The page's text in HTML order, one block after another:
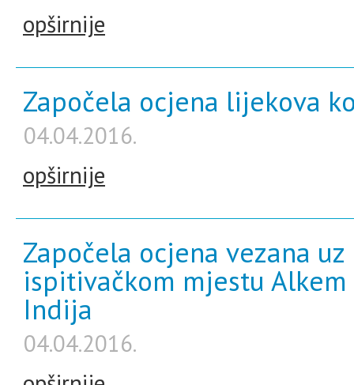
opširnije
Započela ocjena lijekova
04.04.2016.
opširnije
Započela ocjena vezana
ispitivačkom mjestu Alkem
Indija
04.04.2016.